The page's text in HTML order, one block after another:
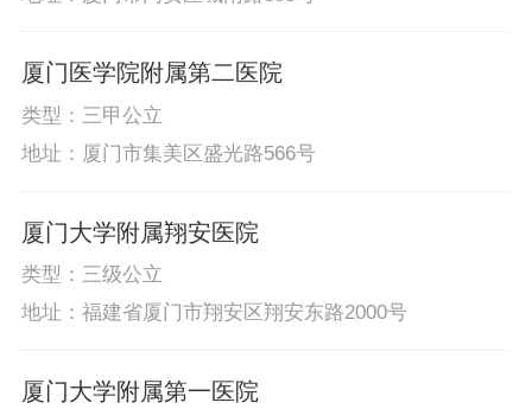
厦门医学院附属第二医院
类型：三甲公立
地址：厦门市集美区盛光路566号
厦门大学附属翔安医院
类型：三级公立
地址：福建省厦门市翔安区翔安东路2000号
厦门大学附属第一医院